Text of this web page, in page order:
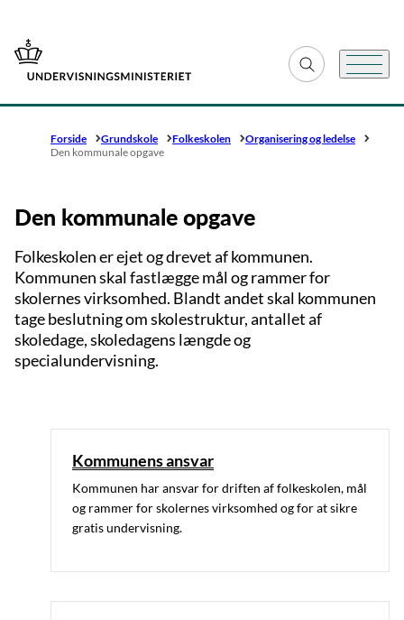
Gå til forsiden Fold søgefelt ud
Menu
Forside Grundskole Folkeskolen
Organisering og ledelse
Den kommunale opgave
Den kommunale opgave
Folkeskolen er ejet og drevet af kommunen.
Kommunen skal fastlægge mål og rammer for
skolernes virksomhed. Blandt andet skal kommunen
tage beslutning om skolestruktur, antallet af
skoledage, skoledagens længde og
specialundervisning.
Kommunens ansvar
Kommunen har ansvar for driften af folkeskolen, mål
og rammer for skolernes virksomhed og for at sikre
gratis undervisning.